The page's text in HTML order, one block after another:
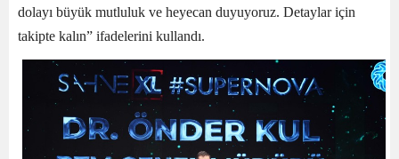
dolayı büyük mutluluk ve heyecan duyuyoruz. Detaylar için
takipte kalın” ifadelerini kullandı.